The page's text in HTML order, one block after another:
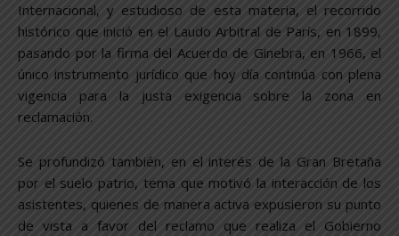
Internacional, y estudioso de esta materia, el recorrido
histórico que inició en el Laudo Arbitral de París, en 1899,
pasando por la firma del Acuerdo de Ginebra, en 1966, el
único instrumento jurídico que hoy día continúa con plena
vigencia para la justa exigencia sobre la zona en
reclamación.
Se profundizó también, en el interés de la Gran Bretaña
por el suelo patrio, tema que motivó la interacción de los
asistentes, quienes de manera activa expusieron su punto
de vista a favor del reclamo que realiza el Gobierno